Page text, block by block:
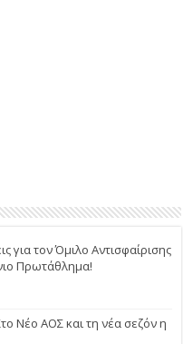
για τον Όμιλο Αντισφαίρισης
Πρωτάθλημα!
Νέο ΑΟΣ και τη νέα σεζόν η